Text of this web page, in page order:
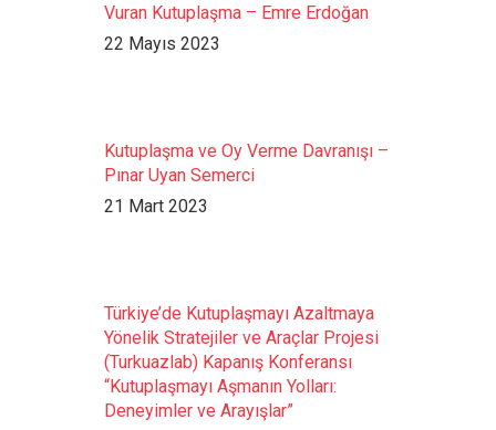
Vuran Kutuplaşma – Emre Erdoğan
22 Mayıs 2023
Kutuplaşma ve Oy Verme Davranışı –
Pınar Uyan Semerci
21 Mart 2023
Türkiye’de Kutuplaşmayı Azaltmaya
Yönelik Stratejiler ve Araçlar Projesi
(Turkuazlab) Kapanış Konferansı
“Kutuplaşmayı Aşmanın Yolları:
Deneyimler ve Arayışlar”